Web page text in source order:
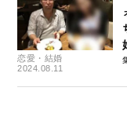
恋愛・結婚
2024.08.11